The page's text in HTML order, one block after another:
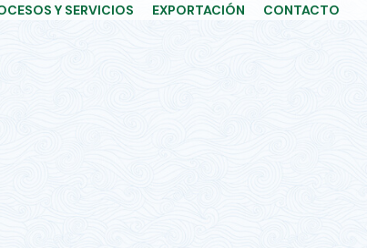
Y SERVICIOS EXPORTACIÓN CONTACTO